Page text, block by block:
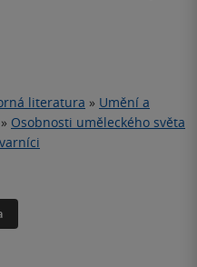
literatura » Umění a
» Osobnosti uměleckého světa